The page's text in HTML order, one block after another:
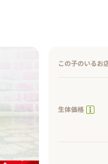
この子のいるお
生体価格